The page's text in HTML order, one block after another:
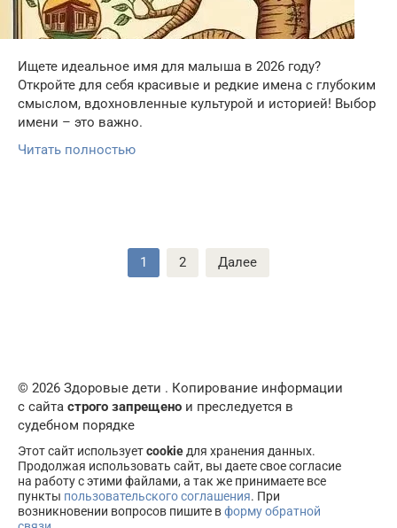
Ищете идеальное имя для малыша в 2026 году?
Откройте для себя красивые и редкие имена с глубоким
смыслом, вдохновленные культурой и историей! Выбор
имени – это важно.
Читать полностью
1 2 Далее
© 2026 Здоровые дети . Копирование информации
с сайта строго запрещено и преследуется в
судебном порядке
Этот сайт используетcookie для хранения данных.
Продолжая использовать сайт, вы даете свое согласие
на работу с этими файлами, а так же принимаете все
пункты пользовательского соглашения. При
возникновении вопросов пишите вформу обратной